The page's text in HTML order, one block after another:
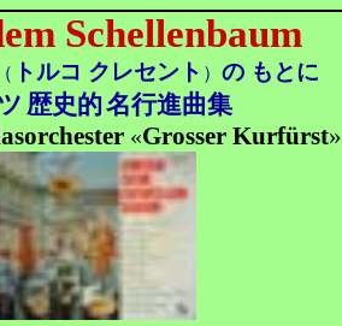
Schellenbaum
（ トルコ クレセント ） の もとに
歴史的名行進曲集
«Grosser Kurfürst»